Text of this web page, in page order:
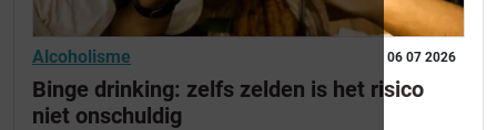
06 07 2026
Alcoholisme
Binge drinking: zelfs zelden is het risico
niet onschuldig